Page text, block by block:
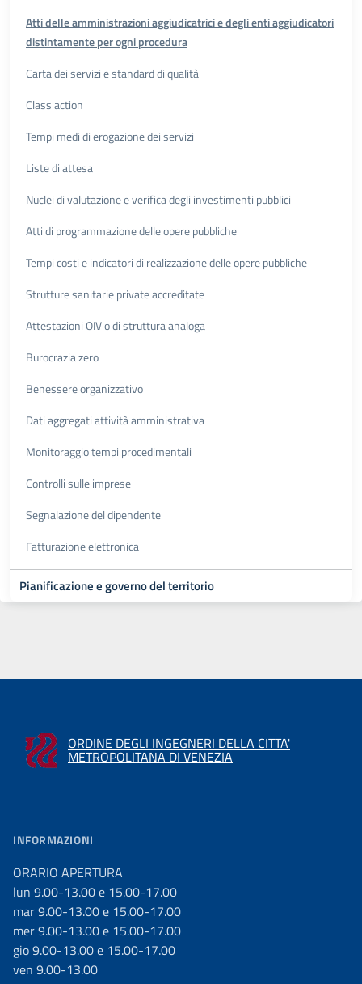
Atti delle amministrazioni aggiudicatrici e degli enti aggiudicatori
distintamente per ogni procedura
Carta dei servizi e standard di qualità
Class action
Tempi medi di erogazione dei servizi
Liste di attesa
Nuclei di valutazione e verifica degli investimenti pubblici
Atti di programmazione delle opere pubbliche
Tempi costi e indicatori di realizzazione delle opere pubbliche
Strutture sanitarie private accreditate
Attestazioni OIV o di struttura analoga
Burocrazia zero
Benessere organizzativo
Dati aggregati attività amministrativa
Monitoraggio tempi procedimentali
Controlli sulle imprese
Segnalazione del dipendente
Fatturazione elettronica
Pianificazione e governo del territorio
ORDINE DEGLI INGEGNERI DELLA CITTA'
METROPOLITANA DI VENEZIA
INFORMAZIONI
ORARIO APERTURA
lun 9.00-13.00 e 15.00-17.00
mar 9.00-13.00 e 15.00-17.00
mer 9.00-13.00 e 15.00-17.00
gio 9.00-13.00 e 15.00-17.00
ven 9.00-13.00